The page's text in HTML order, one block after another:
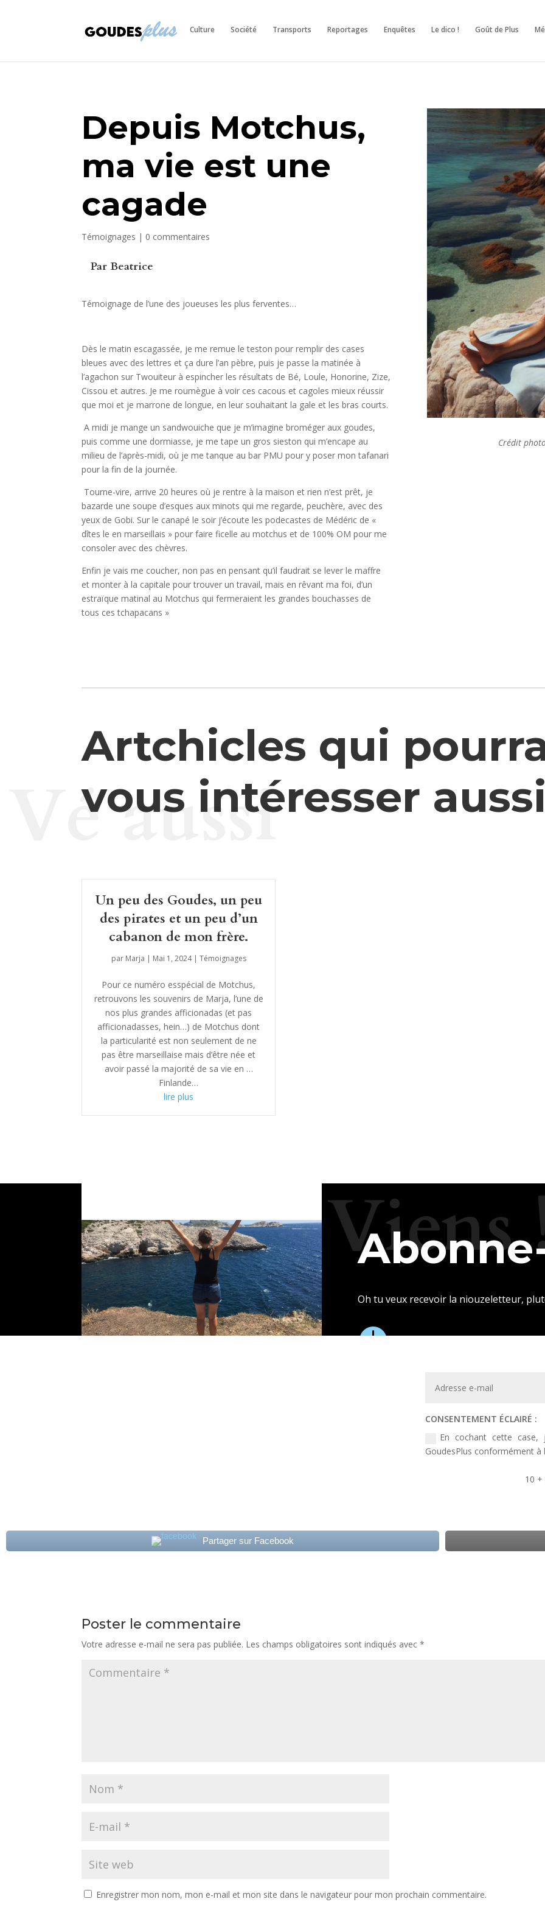
Culture Société Transports Reportages Enquêtes Le dico ! Goût de Plus
Depuis Motchus,
ma vie est une
cagade
Témoignages | 0 commentaires
ParBeatrice
Témoignage de l’une des joueuses les plus ferventes…
Dès le matin escagassée, je me remue le teston pour remplir des cases
bleues avec des lettres et ça dure l’an pèbre, puis je passe la matinée à
l’agachon sur Twouiteur à espincher les résultats de Bé, Loule, Honorine, Zize,
Cissou et autres. Je me roumègue à voir ces cacous et cagoles mieux réussir
que moi et je marrone de longue, en leur souhaitant la gale et les bras courts.
A midi je mange un sandwouiche que je m’imagine broméger aux goudes,
puis comme une dormiasse, je me tape un gros sieston qui m’encape au
milieu de l’après-midi, où je me tanque au bar PMU pour y poser mon tafanari
pour la fin de la journée.
Tourne-vire, arrive 20 heures où je rentre à la maison et rien n’est prêt, je
bazarde une soupe d’esques aux minots qui me regarde, peuchère, avec des
yeux de Gobi. Sur le canapé le soir j’écoute les podecastes de Médéric de «
dîtes le en marseillais » pour faire ficelle au motchus et de 100% OM pour me
consoler avec des chèvres.
Enfin je vais me coucher, non pas en pensant qu’il faudrait se lever le maffre
et monter à la capitale pour trouver un travail, mais en rêvant ma foi, d’un
estraïque matinal au Motchus qui fermeraient les grandes bouchasses de
tous ces tchapacans »
Crédit
Artchicles qui
vous intéresser
Vé aussi
Un peu des Goudes, un peu
des pirates et un peu d’un
cabanon de mon frère.
par Marja | Mai 1, 2024| Témoignages
Pour ce numéro esspécial de Motchus,
retrouvons les souvenirs de Marja, l’une de
nos plus grandes afficionadas (et pas
afficionadasses, hein…) de Motchus dont
la particularité est non seulement de ne
pas être marseillaise mais d’être née et
avoir passé la majorité de sa vie en …
Finlande…
lire plus
Viens
Oh tu veux recevoir la niouzeletteur,

CONSENTEMENT ÉCLAIRÉ :
En cochant cette case,
GoudesPlus conformément
10 +
Partager sur Facebook
Poster le commentaire
Votre adresse e-mail ne sera pas publiée. Les champs obligatoires sont indiqués avec*
Enregistrer mon nom, mon e-mail et mon site dans le navigateur pour mon prochain commentaire.